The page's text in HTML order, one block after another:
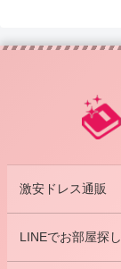
激安ドレス通販
LINEでお部屋探し